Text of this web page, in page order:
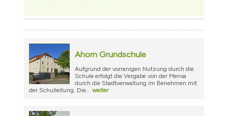
Ahorn Grundschule
Aufgrund der vorranigen Nutzung durch die
Schule erfolgt die Vergabe von der Mensa
durch die Stadtverwaltung im Benehmen mit
der Schulleitung. Die... weiter